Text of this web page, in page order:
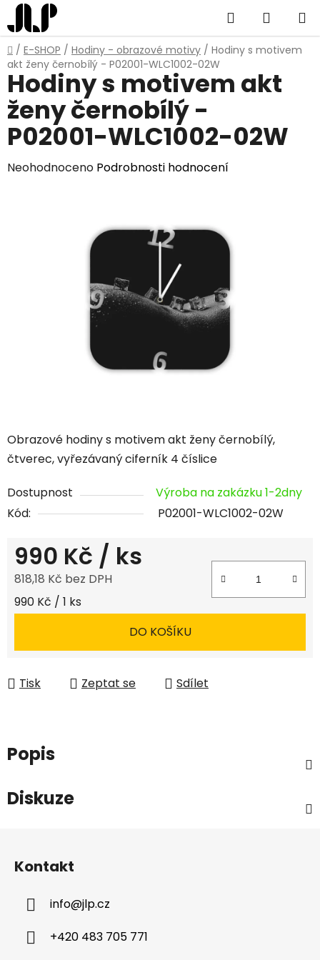
Přejít
na
obsah
Hledat
KOŠÍK
Domů
/ E-SHOP / Hodiny - obrazové motivy / Hodiny s motivem
akt ženy černobílý - P02001-WLC1002-02W
Obrazové hodiny s motivem akt ženy černobílý,
čtverec, vyřezávaný ciferník 4 číslice
Dostupnost
Výroba na zakázku 1-2dny
Kód:
P02001-WLC1002-02W
990 Kč / ks
818,18 Kč bez DPH
Měrná cena:
990 Kč / 1 ks
DO KOŠÍKU
Tisk Zeptat se Sdílet
Hodiny s motivem akt
ženy černobílý -
P02001-WLC1002-02W
Průměrné
Neohodnoceno Podrobnosti hodnocení
Popis
Diskuze
Kontakt
info@jlp.cz
+420 483 705 771